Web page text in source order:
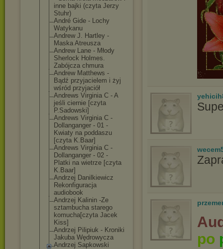
inne bajki (czyta Jerzy
Stuhr)
André Gide - Lochy
Watykanu
Andrew J. Hartley -
Maska Atreusza
Andrew Lane - Młody
Sherlock Holmes.
Zabójcza chmura
Andrew Matthews -
Bądź przyjacielem i żyj
wśród przyjaciół
Andrews Virginia C - A
jeśli ciernie [czyta
P.Sadowski]
Andrews Virginia C -
Dollanganger - 01 -
Kwiaty na poddaszu
[czyta K.Baar]
Andrews Virginia C -
Dollanganger - 02 -
Platki na wietrze [czyta
K.Baar]
Andrzej Danilkiewicz
Rekonfiguracja
audiobook
Andrzej Kalinin -Ze
sztambucha starego
komucha[czyta Jacek
Kiss]
Andrzej Pilipiuk - Kroniki
Jakuba Wędrowycza
Andrzej Sapkowski
po